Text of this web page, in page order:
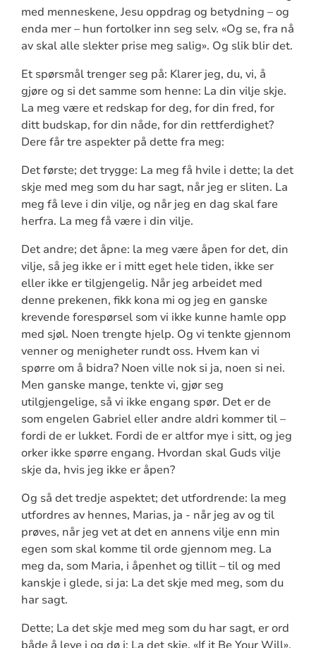
med menneskene, Jesu oppdrag og betydning – og
enda mer – hun fortolker inn seg selv. «Og se, fra nå
av skal alle slekter prise meg salig». Og slik blir det.
Et spørsmål trenger seg på: Klarer jeg, du, vi, å
gjøre og si det samme som henne: La din vilje skje.
La meg være et redskap for deg, for din fred, for
ditt budskap, for din nåde, for din rettferdighet?
Dere får tre aspekter på dette fra meg:
Det første; det trygge: La meg få hvile i dette; la det
skje med meg som du har sagt, når jeg er sliten. La
meg få leve i din vilje, og når jeg en dag skal fare
herfra. La meg få være i din vilje.
Det andre; det åpne: la meg være åpen for det, din
vilje, så jeg ikke er i mitt eget hele tiden, ikke ser
eller ikke er tilgjengelig. Når jeg arbeidet med
denne prekenen, fikk kona mi og jeg en ganske
krevende forespørsel som vi ikke kunne hamle opp
med sjøl. Noen trengte hjelp. Og vi tenkte gjennom
venner og menigheter rundt oss. Hvem kan vi
spørre om å bidra? Noen ville nok si ja, noen si nei.
Men ganske mange, tenkte vi, gjør seg
utilgjengelige, så vi ikke engang spør. Det er de
som engelen Gabriel eller andre aldri kommer til –
fordi de er lukket. Fordi de er altfor mye i sitt, og jeg
orker ikke spørre engang. Hvordan skal Guds vilje
skje da, hvis jeg ikke er åpen?
Og så det tredje aspektet; det utfordrende: la meg
utfordres av hennes, Marias, ja - når jeg av og til
prøves, når jeg vet at det en annens vilje enn min
egen som skal komme til orde gjennom meg. La
meg da, som Maria, i åpenhet og tillit – til og med
kanskje i glede, si ja: La det skje med meg, som du
har sagt.
Dette; La det skje med meg som du har sagt, er ord